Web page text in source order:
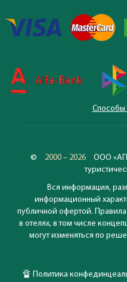
Способы
© 2000 – 2026
ООО
Вся информация,
информационный
публичной офертой.
в отелях, в том числе
могут изменяться по
🔏 Политика